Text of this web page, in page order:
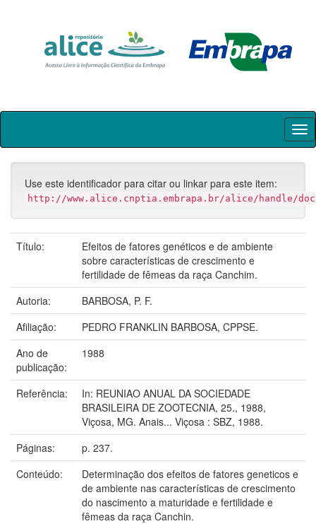
Skip
Use este identificador para citar ou linkar para este item:
http://www.alice.cnptia.embrapa.br/alice/handle/
Título:
Efeitos de fatores genéticos e de ambiente
sobre características de crescimento e
fertilidade de fêmeas da raça Canchim.
Autoria:
BARBOSA, P. F.
Afiliação:
PEDRO FRANKLIN BARBOSA, CPPSE.
Ano de
publicação:
1988
Referência:
In: REUNIAO ANUAL DA SOCIEDADE
BRASILEIRA DE ZOOTECNIA, 25., 1988,
Viçosa, MG. Anais... Viçosa : SBZ, 1988.
Páginas:
p. 237.
Conteúdo:
Determinação dos efeitos de fatores geneticos e
de ambiente nas características de crescimento
do nascimento a maturidade e fertilidade e
fêmeas da raça Canchin.